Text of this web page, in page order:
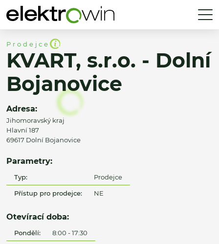
Prodejce
KVART, s.r.o. - Dolní
Bojanovice
Adresa:
Jihomoravský kraj
Hlavní 187
69617 Dolní Bojanovice
Parametry:
Typ: Prodejce
Přístup pro prodejce: NE
Otevírací doba:
Pondělí: 8:00 - 17:30